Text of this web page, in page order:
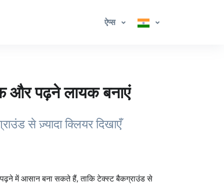
ऐप्स
और पढ़ने लायक बनाएं
से ज़्यादा क्लियर दिखाएँ
में आसान बना सकते हैं, ताकि टेक्स्ट बैकग्राउंड से